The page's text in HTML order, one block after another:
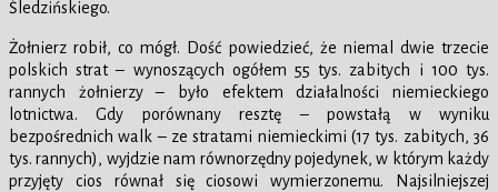
Śledzińskiego.
Żołnierz robił, co mógł. Dość powiedzieć, że niemal dwie trzecie
polskich strat – wynoszących ogółem 55 tys. zabitych i 100 tys.
rannych żołnierzy – było efektem działalności niemieckiego
lotnictwa. Gdy porównany resztę – powstałą w wyniku
bezpośrednich walk – ze stratami niemieckimi (17 tys. zabitych, 36
tys. rannych), wyjdzie nam równorzędny pojedynek, w którym każdy
przyjęty cios równał się ciosowi wymierzonemu. Najsilniejszej